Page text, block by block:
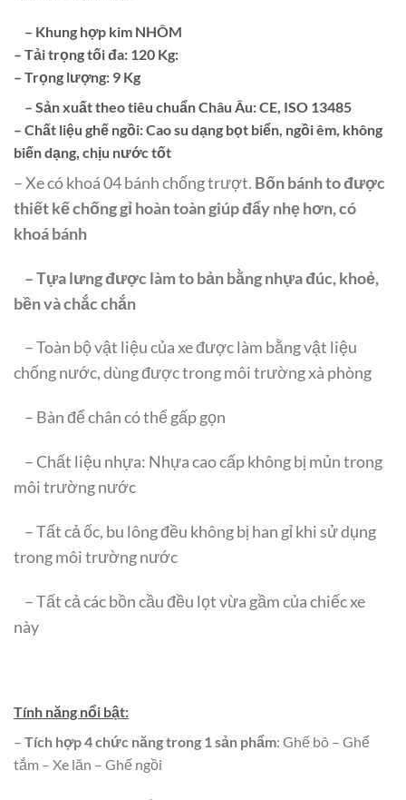
– Khung hợp kim NHÔM
– Tải trọng tối đa: 120 Kg:
– Trọng lượng: 9 Kg
– Sản xuất theo tiêu chuẩn Châu Âu: CE, ISO 13485
– Chất liệu ghế ngồi: Cao su dạng bọt biển, ngồi êm, không
biến dạng, chịu nước tốt
– Xe có khoá 04 bánh chống trượt. Bốn bánh to được
thiết kế chống gỉ hoàn toàn giúp đẩy nhẹ hơn, có
khoá bánh
– Tựa lưng được làm to bản bằng nhựa đúc, khoẻ,
bền và chắc chắn
– Toàn bộ vật liệu của xe được làm bằng vật liệu
chống nước, dùng được trong môi trường xà phòng
– Bàn để chân có thể gấp gọn
– Chất liệu nhựa: Nhựa cao cấp không bị mủn trong
môi trường nước
– Tất cả ốc, bu lông đều không bị han gỉ khi sử dụng
trong môi trường nước
– Tất cả các bồn cầu đều lọt vừa gầm của chiếc xe
này
Tính năng nổi bật:
– Tích hợp 4 chức năng trong 1 sản phẩm: Ghế bô – Ghế
tắm – Xe lăn – Ghế ngồi